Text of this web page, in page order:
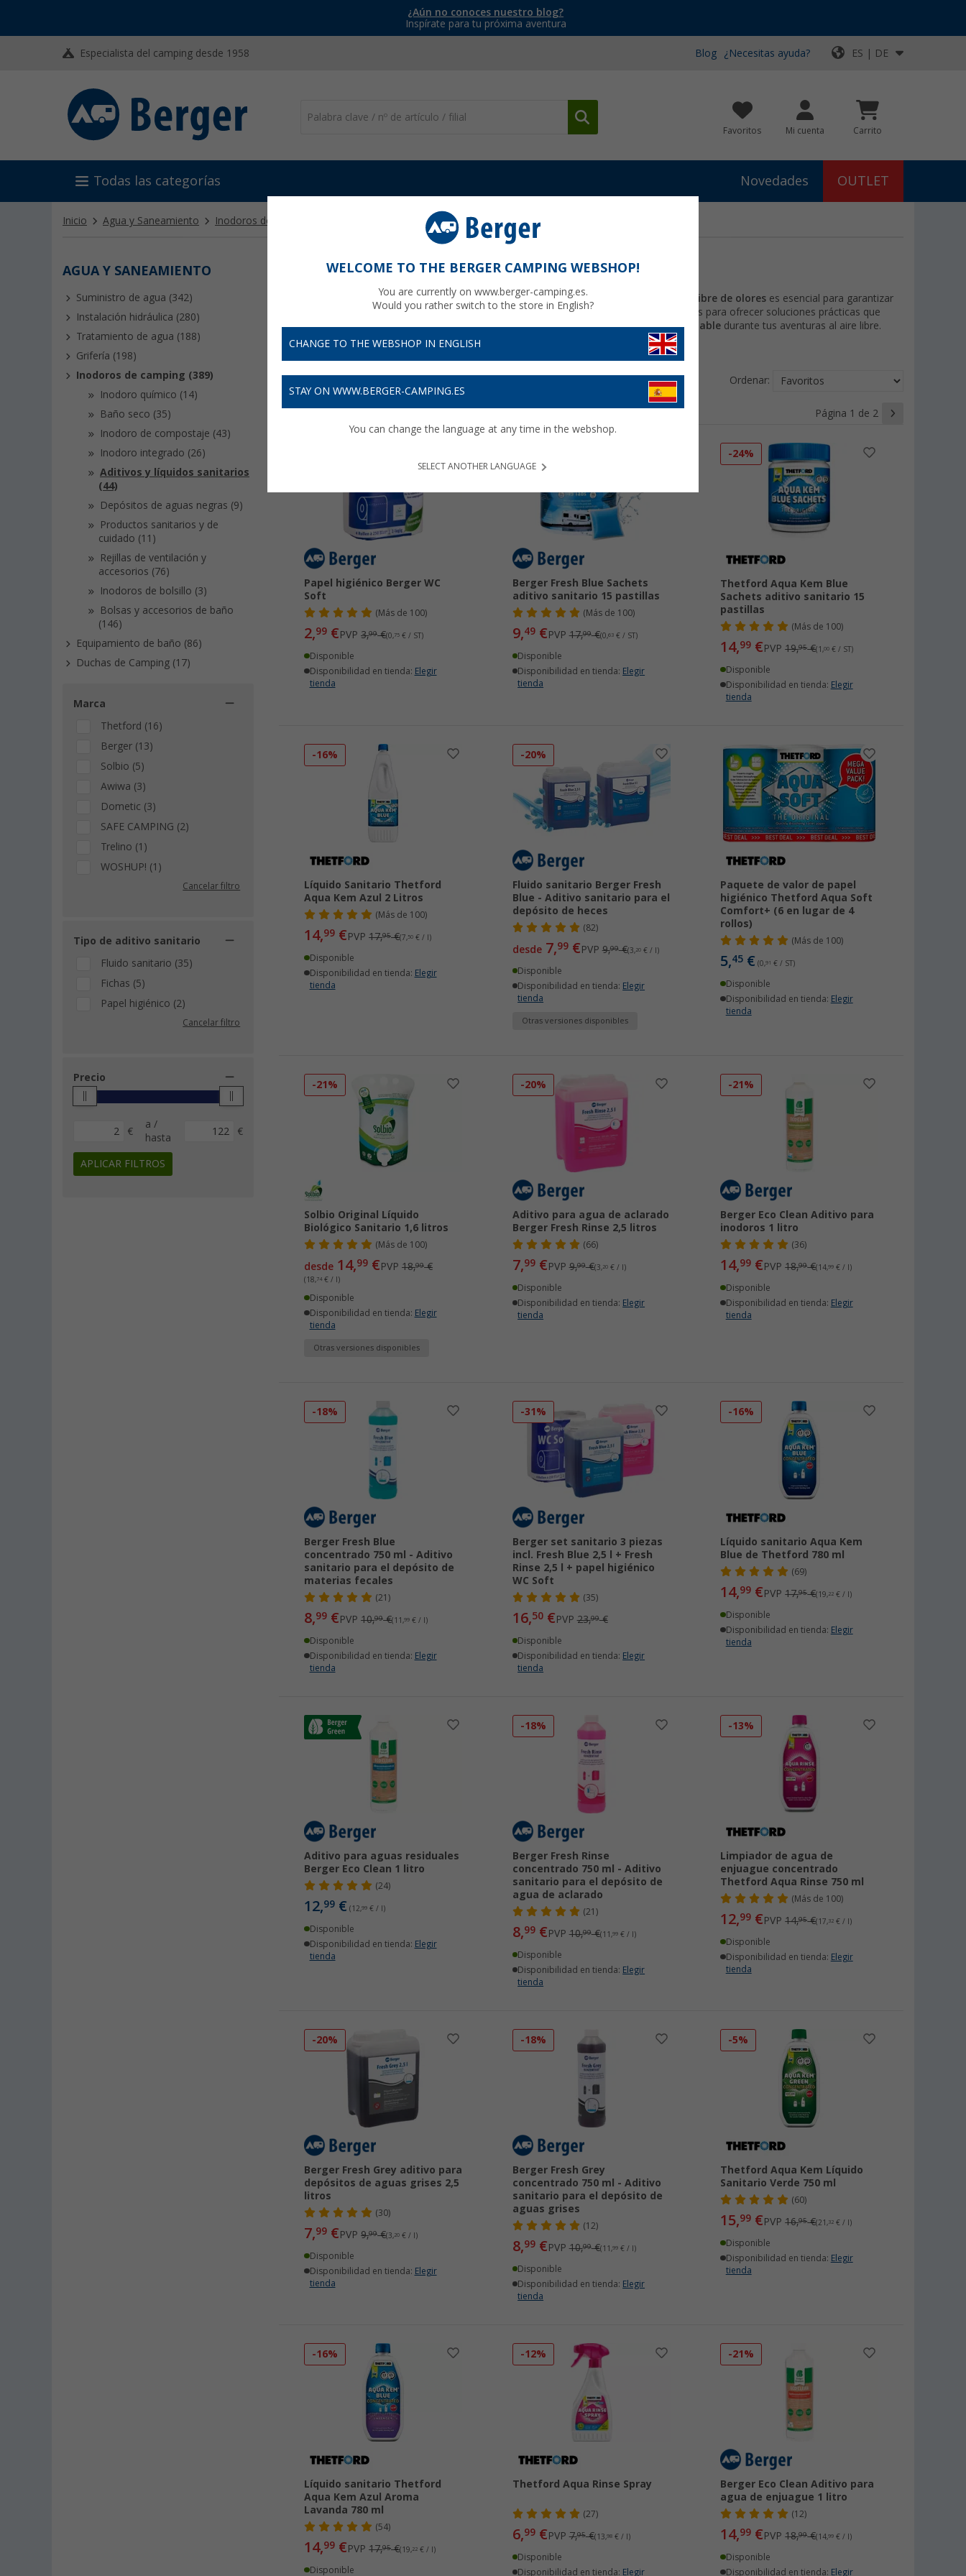
¿Aún no conoces nuestro blog?
Inspírate para tu próxima aventura
Especialista del camping desde 1958 Blog ¿Necesitas ayuda? ES | DE
Favoritos Mi cuenta Carrito
Todas las categorías Novedades OUTLET
Inicio Agua y Saneamiento Inodoros de camping Aditivos y líquidos sanitarios (44)
AGUA Y SANEAMIENTO
Suministro de agua (342)
Instalación hidráulica (280)
Tratamiento de agua (188)
Grifería (198)
Inodoros de camping (389)
Inodoro químico (14)
Baño seco (35)
Inodoro de compostaje (43)
Inodoro integrado (26)
Aditivos y líquidos sanitarios
(44)
Depósitos de aguas negras (9)
Productos sanitarios y de
cuidado (11)
Rejillas de ventilación y
accesorios (76)
Inodoros de bolsillo (3)
Bolsas y accesorios de baño
(146)
Equipamiento de baño (86)
Duchas de Camping (17)
Marca
Thetford (16)
Berger (13)
Solbio (5)
Awiwa (3)
Dometic (3)
SAFE CAMPING (2)
Trelino (1)
WOSHUP! (1)
Cancelar filtro
Tipo de aditivo sanitario
Fluido sanitario (35)
Fichas (5)
Papel higiénico (2)
Cancelar filtro
Precio
€
a /
hasta
€
APLICAR FILTROS
ADITIVOS Y LÍQUIDOS SANITARIOS
Cuando sales de viaje en caravana, camper o autocaravana, mantener un baño limpio y libre de olores es esencial para garantizar
una experiencia agradable. Losaditivos químicos y accesorios para WC
están diseñados para ofrecer soluciones prácticas que
mejoran la higiene y comodidadde los baños portátiles, asegurando unentorno saludable durante tus aventuras al aire libre.
Leer más sobreAditivos y líquidos sanitarios
Ordenar:
Página 1 de 2
Papel higiénico Berger WC
Soft
( Más de 100)
2,99 €PVP3,99€(0,75 € / ST)
Disponible
Disponibilidad en tienda: Elegir
tienda
Berger Fresh Blue Sachets
aditivo sanitario 15 pastillas
( Más de 100)
9,49€PVP17,99€(0,63€ / ST)
Disponible
Disponibilidad en tienda: Elegir
tienda
-24%
Thetford Aqua Kem Blue
Sachets aditivo sanitario 15
pastillas
( Más de 100)
14,99 €PVP19,95€(1,00 € / ST)
Disponible
Disponibilidad en tienda: Elegir
tienda
-16%
Líquido Sanitario Thetford
Aqua Kem Azul 2 Litros
( Más de 100)
14,99 €PVP17,95€(7,50 € / l)
Disponible
Disponibilidad en tienda: Elegir
tienda
-20%
Fluido sanitario Berger Fresh
Blue - Aditivo sanitario para el
depósito de heces
(82)
desde7,99€PVP9,99€(3,20€ / l)
Disponible
Disponibilidad en tienda: Elegir
tienda
Otras versiones disponibles
Paquete de valor de papel
higiénico Thetford Aqua Soft
Comfort+ (6 en lugar de 4
rollos)
( Más de 100)
5,45 € (0,91 € / ST)
Disponible
Disponibilidad en tienda: Elegir
tienda
-21%
Solbio Original Líquido
Biológico Sanitario 1,6 litros
( Más de 100)
desde 14,99 €PVP18,99€
(18,74 € / l)
Disponible
Disponibilidad en tienda: Elegir
tienda
Otras versiones disponibles
-20%
Aditivo para agua de aclarado
Berger Fresh Rinse 2,5 litros
(66)
7,99€PVP9,99€(3,20€ / l)
Disponible
Disponibilidad en tienda: Elegir
tienda
-21%
Berger Eco Clean Aditivo para
inodoros 1 litro
(36)
14,99 €PVP18,99€(14,99 € / l)
Disponible
Disponibilidad en tienda: Elegir
tienda
-18%
Berger Fresh Blue
concentrado 750 ml - Aditivo
sanitario para el depósito de
materias fecales
(21)
8,99 €PVP10,99€(11,99 € / l)
Disponible
Disponibilidad en tienda: Elegir
tienda
-31%
Berger set sanitario 3 piezas
incl. Fresh Blue 2,5 l + Fresh
Rinse 2,5 l + papel higiénico
WC Soft
(35)
16,50€PVP23,99€
Disponible
Disponibilidad en tienda: Elegir
tienda
-16%
Líquido sanitario Aqua Kem
Blue de Thetford 780 ml
(69)
14,99 €PVP17,95€(19,22 € / l)
Disponible
Disponibilidad en tienda: Elegir
tienda
Aditivo para aguas residuales
Berger Eco Clean 1 litro
(24)
12,99 € (12,99 € / l)
Disponible
Disponibilidad en tienda: Elegir
tienda
-18%
Berger Fresh Rinse
concentrado 750 ml - Aditivo
sanitario para el depósito de
agua de aclarado
(21)
8,99€PVP10,99€(11,99€ / l)
Disponible
Disponibilidad en tienda: Elegir
tienda
-13%
Limpiador de agua de
enjuague concentrado
Thetford Aqua Rinse 750 ml
( Más de 100)
12,99 €PVP14,95€(17,32 € / l)
Disponible
Disponibilidad en tienda: Elegir
tienda
-20%
Berger Fresh Grey aditivo para
depósitos de aguas grises 2,5
litros
(30)
7,99 €PVP9,99€(3,20 € / l)
Disponible
Disponibilidad en tienda: Elegir
tienda
-18%
Berger Fresh Grey
concentrado 750 ml - Aditivo
sanitario para el depósito de
aguas grises
(12)
8,99€PVP10,99€(11,99€ / l)
Disponible
Disponibilidad en tienda: Elegir
tienda
-5%
Thetford Aqua Kem Líquido
Sanitario Verde 750 ml
(60)
15,99 €PVP16,95€(21,32 € / l)
Disponible
Disponibilidad en tienda: Elegir
tienda
-16%
Líquido sanitario Thetford
Aqua Kem Azul Aroma
Lavanda 780 ml
(54)
14,99 €PVP17,95€(19,22 € / l)
Disponible
-12%
Thetford Aqua Rinse Spray
(27)
6,99€PVP7,95€(13,98€ / l)
Disponible
Disponibilidad en tienda: Elegir
-21%
Berger Eco Clean Aditivo para
agua de enjuague 1 litro
(12)
14,99 €PVP18,99€(14,99 € / l)
Disponible
Disponibilidad en tienda: Elegir
WELCOME TO THE BERGER CAMPING WEBSHOP!
You are currently on www.berger-camping.es.
Would you rather switch to the store in English?
CHANGE TO THE WEBSHOP IN ENGLISH
STAY ON WWW.BERGER-CAMPING.ES
You can change the language at any time in the webshop.
SELECT ANOTHER LANGUAGE